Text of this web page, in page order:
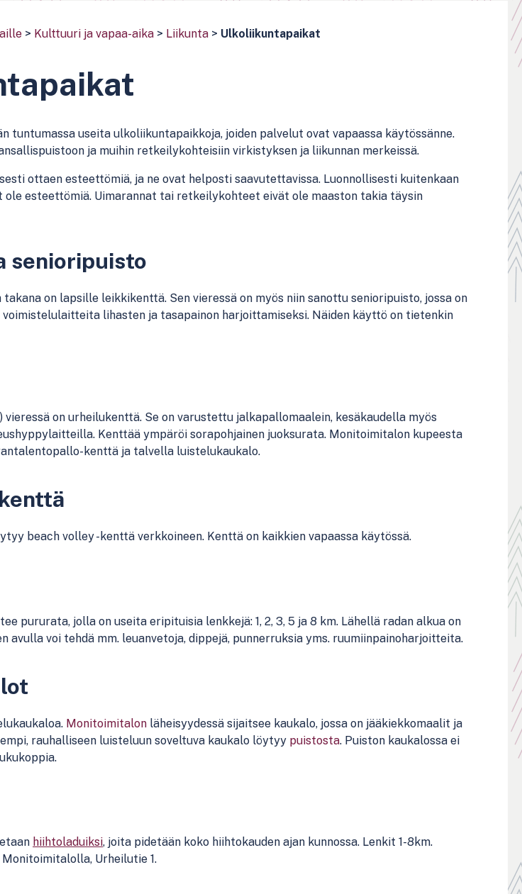
> Kulttuuri ja vapaa-aika > Liikunta > Ulkoliikuntapaikat
tuntumassa useita ulkoliikuntapaikkoja, joiden palvelut ovat vapaassa käytössänne.
ja muihin retkeilykohteisiin virkistyksen ja liikunnan merkeissä.
ottaen esteettömiä, ja ne ovat helposti saavutettavissa. Luonnollisesti kuitenkaan
ole esteettömiä. Uimarannat tai retkeilykohteet eivät ole maaston takia täysin
senioripuisto
on lapsille leikkikenttä. Sen vieressä on myös niin sanottu senioripuisto, jossa on
lihasten ja tasapainon harjoittamiseksi. Näiden käyttö on tietenkin
vieressä on urheilukenttä. Se on varustettu jalkapallomaalein, kesäkaudella myös
Kenttää ympäröi sorapohjainen juoksurata. Monitoimitalon kupeesta
kenttä ja talvella luistelukaukalo.
beach volley -kenttä verkkoineen. Kenttä on kaikkien vapaassa käytössä.
pururata, jolla on useita eripituisia lenkkejä: 1, 2, 3, 5 ja 8 km. Lähellä radan alkua on
avulla voi tehdä mm. leuanvetoja, dippejä, punnerruksia yms. ruumiinpainoharjoitteita.
Monitoimitalon läheisyydessä sijaitsee kaukalo, jossa on jääkiekkomaalit ja
rauhalliseen luisteluun soveltuva kaukalo löytyy puistosta. Puiston kaukalossa ei
hiihtoladuiksi, joita pidetään koko hiihtokauden ajan kunnossa. Lenkit 1-8km.
Urheilutie 1.